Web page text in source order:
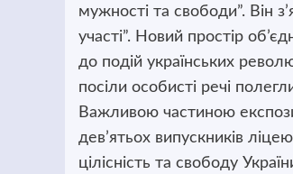
мужності та свободи”. Він
участі”. Новий простір
до подій українських
посіли особисті речі
Важливою частиною
дев’ятьох випускників
цілісність та свободу